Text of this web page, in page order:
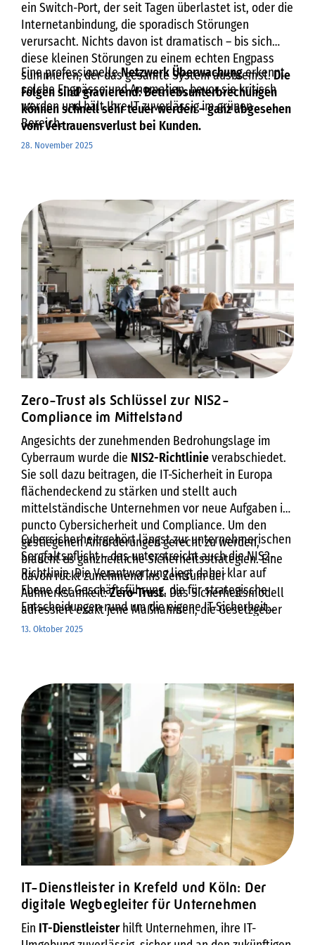
ein Switch-Port, der seit Tagen überlastet ist, oder die
Internetanbindung, die sporadisch Störungen
verursacht. Nichts davon ist dramatisch – bis sich
diese kleinen Störungen zu einem echten Engpass
summieren, der das gesamte System ausbremst.Die
Folgen sind gravierend: Betriebsunterbrechungen
können schnell sehr teuer werden – ganz abgesehen
vom Vertrauensverlust bei Kunden.
Eine professionelleNetzwerk Überwachungerkennt
solche Engpässe und Anomalien, bevor sie kritisch
werden und hält Ihre IT zuverlässig im grünen
Bereich.
28. November 2025
Zero-Trust als Schlüssel zur NIS2-
Compliance im Mittelstand
Angesichts der zunehmenden Bedrohungslage im
Cyberraum wurde die NIS2-Richtlinieverabschiedet.
Sie soll dazu beitragen, die IT-Sicherheit in Europa
flächendeckend zu stärken und stellt auch
mittelständische Unternehmen vor neue Aufgaben in
puncto Cybersicherheit und Compliance. Um den
gestiegenen Anforderungen gerecht zu werden,
braucht es ganzheitliche Sicherheitsstrategien. Eine
davon rückt zunehmend ins Zentrum der
Aufmerksamkeit:Zero-Trust. Das Sicherheitsmodell
adressiert exakt jene Maßnahmen, die Gesetzgeber
und Cyberkriminelle gleichermaßen definieren:
Cybersicherheit gehört längst zur unternehmerischen
Sorgfaltspflicht – das unterstreicht auch die NIS2-
Richtlinie. Die Verantwortung liegt dabei klar auf
Ebene der Geschäftsführung, die für strategische
Entscheidungen rund um die eigene IT-Sicherheit
künftig stärker in die Pflicht genommen wird.
13. Oktober 2025
IT-Dienstleister in Krefeld und Köln: Der
digitale Wegbegleiter für Unternehmen
Ein IT-Dienstleisterhilft Unternehmen, ihre IT-